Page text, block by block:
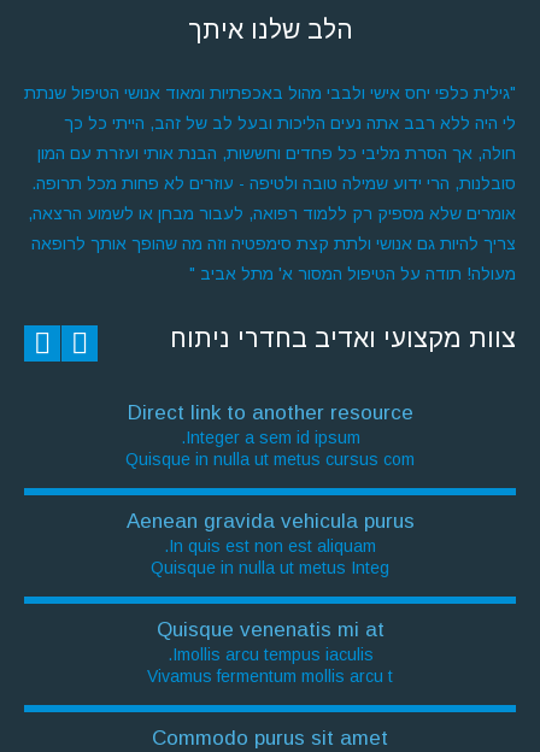
הלב שלנו איתך
"גילית כלפי יחס אישי ולבבי מהול באכפתיות ומאוד אנושי הטיפול שנתת
לי היה ללא רבב אתה נעים הליכות ובעל לב של זהב, הייתי כל כך
חולה, אך הסרת מליבי כל פחדים וחששות, הבנת אותי ועזרת עם המון
סובלנות, הרי ידוע שמילה טובה ולטיפה - עוזרים לא פחות מכל תרופה.
אומרים שלא מספיק רק ללמוד רפואה, לעבור מבחן או לשמוע הרצאה,
צריך להיות גם אנושי ולתת קצת סימפטיה וזה מה שהופך אותך לרופאה
מעולה! תודה על הטיפול המסור א' מתל אביב "
צוות מקצועי ואדיב בחדרי ניתוח
Direct link to another resource
Integer a sem id ipsum.
Quisque in nulla ut metus cursus com
Aenean gravida vehicula purus
In quis est non est aliquam.
Quisque in nulla ut metus Integ
Quisque venenatis mi at
Imollis arcu tempus iaculis.
Vivamus fermentum mollis arcu t
Commodo purus sit amet